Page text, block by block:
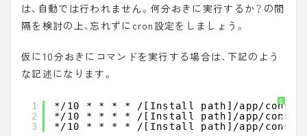
は、自動では行われません。何分おきに実行するか？の間
隔を検討の上、忘れずにcron設定をしましょう。
仮に10分おきにコマンドを実行する場合は、下記のよう
な記述になります。
S
y
n
t
a
1
2
3
*/10 * * * * /[Install path]/app/console
*/10 * * * * /[Install path]/app/console
*/10 * * * * /[Install path]/app/console